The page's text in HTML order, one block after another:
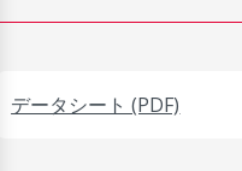
データシート (PDF)